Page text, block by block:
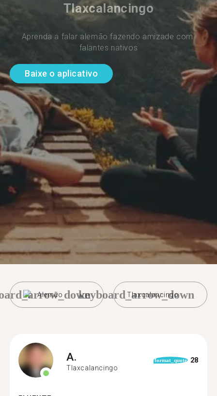
Tlaxcalancingo
Aprenda a falar alemão fazendo amizade com
falantes nativos
Baixe o aplicativo
Alemão Tlaxcalancingo
keyboard_arrow_down
A.
Tlaxcalancingo
format_quote 28